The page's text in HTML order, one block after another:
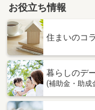
岡山県岡山市北区大
価 格
専有
間取
岡山県岡山市北区
お役立ち情報
住まいのコ
暮らしのデ
(補助金・助成